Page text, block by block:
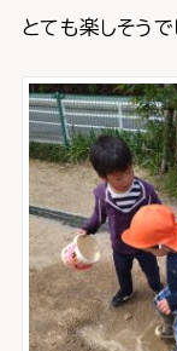
とても楽しそうで